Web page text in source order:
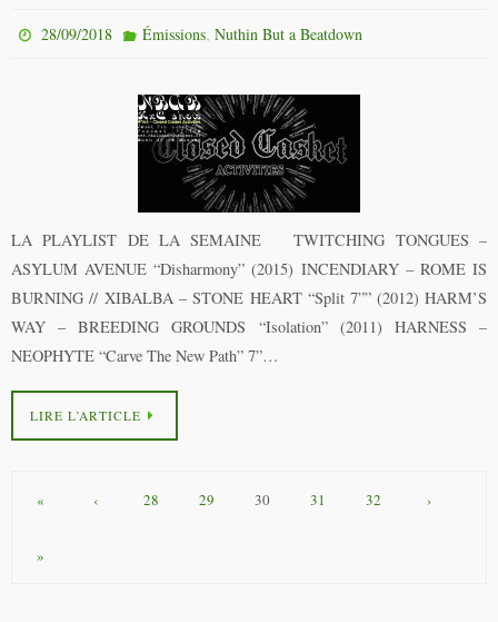
28/09/2018 Émissions, Nuthin But a Beatdown
LA PLAYLIST DE LA SEMAINE TWITCHING TONGUES –
ASYLUM AVENUE “Disharmony” (2015) INCENDIARY – ROME IS
BURNING // XIBALBA – STONE HEART “Split 7”” (2012) HARM’S
WAY – BREEDING GROUNDS “Isolation” (2011) HARNESS –
NEOPHYTE “Carve The New Path” 7”…
LIRE L’ARTICLE
« ‹ 28 29 30 31 32 ›
»